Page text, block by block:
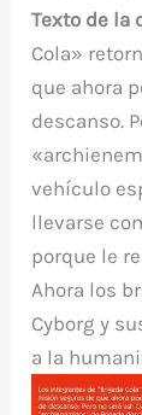
Texto de la
Cola»
que ahora
descanso.
vehículo
llevarse
porque le
Ahora los
Cyborg y
a la